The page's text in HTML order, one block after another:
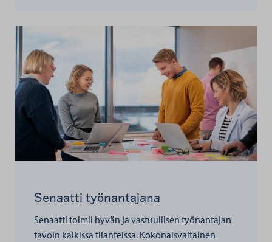
Senaatti työnantajana
Senaatti toimii hyvän ja vastuullisen työnantajan
tavoin kaikissa tilanteissa. Kokonaisvaltainen